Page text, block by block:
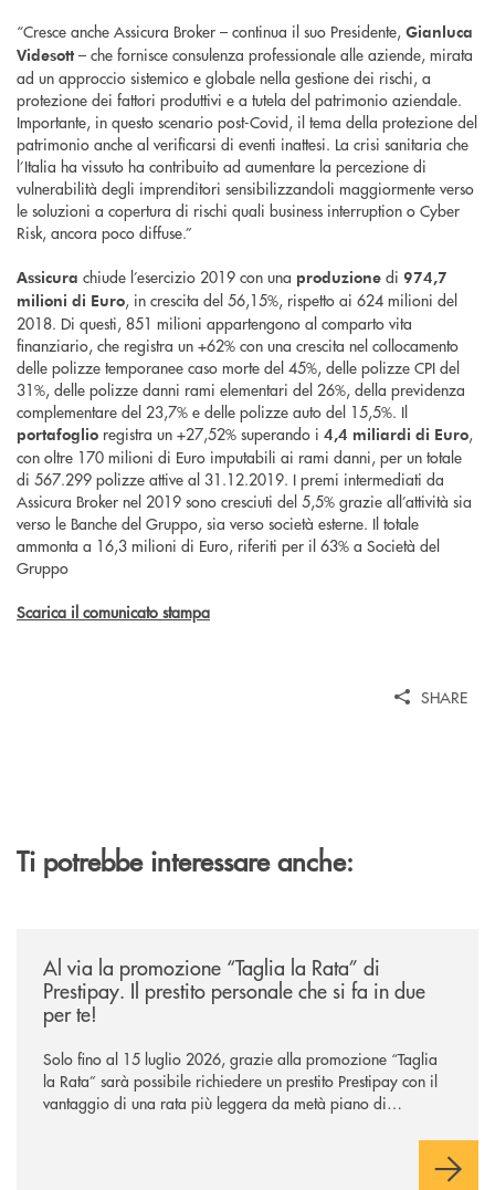
“Cresce anche Assicura Broker – continua il suo Presidente, Gianluca
Videsott – che fornisce consulenza professionale alle aziende, mirata
ad un approccio sistemico e globale nella gestione dei rischi, a
protezione dei fattori produttivi e a tutela del patrimonio aziendale.
Importante, in questo scenario post-Covid, il tema della protezione del
patrimonio anche al verificarsi di eventi inattesi. La crisi sanitaria che
l’Italia ha vissuto ha contribuito ad aumentare la percezione di
vulnerabilità degli imprenditori sensibilizzandoli maggiormente verso
le soluzioni a copertura di rischi quali business interruption o Cyber
Risk, ancora poco diffuse.”
Assicura chiude l’esercizio 2019 con una produzione di 974,7
milioni di Euro, in crescita del 56,15%, rispetto ai 624 milioni del
2018. Di questi, 851 milioni appartengono al comparto vita
finanziario, che registra un +62% con una crescita nel collocamento
delle polizze temporanee caso morte del 45%, delle polizze CPI del
31%, delle polizze danni rami elementari del 26%, della previdenza
complementare del 23,7% e delle polizze auto del 15,5%. Il
portafoglio registra un +27,52% superando i 4,4 miliardi di Euro,
con oltre 170 milioni di Euro imputabili ai rami danni, per un totale
di 567.299 polizze attive al 31.12.2019. I premi intermediati da
Assicura Broker nel 2019 sono cresciuti del 5,5% grazie all’attività sia
verso le Banche del Gruppo, sia verso società esterne. Il totale
ammonta a 16,3 milioni di Euro, riferiti per il 63% a Società del
Gruppo
Scarica il comunicato stampa
SHARE
Ti potrebbe interessare anche:
Al via la promozione “Taglia la Rata” di
Prestipay. Il prestito personale che si fa in due
per te!
Solo fino al 15 luglio 2026, grazie alla promozione “Taglia
la Rata” sarà possibile richiedere un prestito Prestipay con il
vantaggio di una rata più leggera da metà piano di